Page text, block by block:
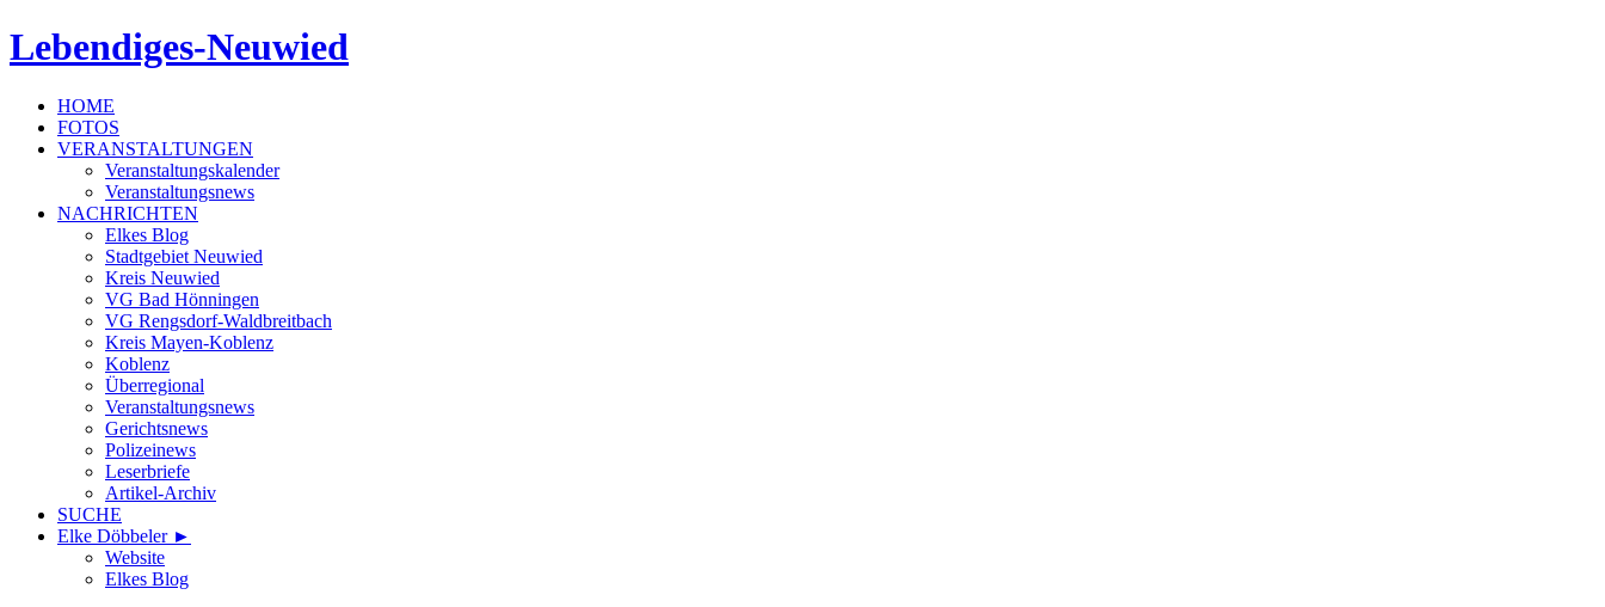
Lebendiges-Neuwied
HOME
FOTOS
VERANSTALTUNGEN
Veranstaltungskalender
Veranstaltungsnews
NACHRICHTEN
Elkes Blog
Stadtgebiet Neuwied
Kreis Neuwied
VG Bad Hönningen
VG Rengsdorf-Waldbreitbach
Kreis Mayen-Koblenz
Koblenz
Überregional
Veranstaltungsnews
Gerichtsnews
Polizeinews
Leserbriefe
Artikel-Archiv
SUCHE
Elke Döbbeler ►
Website
Elkes Blog